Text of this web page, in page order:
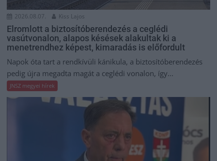
2026.08.07. Kiss Lajos
Elromlott a biztosítóberendezés a ceglédi
vasútvonalon, alapos késések alakultak ki a
menetrendhez képest, kimaradás is előfordult
Napok óta tart a rendkívüli kánikula, a biztosítóberendezés
pedig újra megadta magát a ceglédi vonalon, így...
JNSZ megyei hírek